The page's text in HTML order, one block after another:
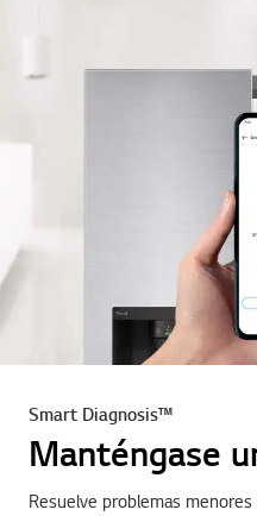
Smart Diagnosis™
Manténgase
Resuelve problemas